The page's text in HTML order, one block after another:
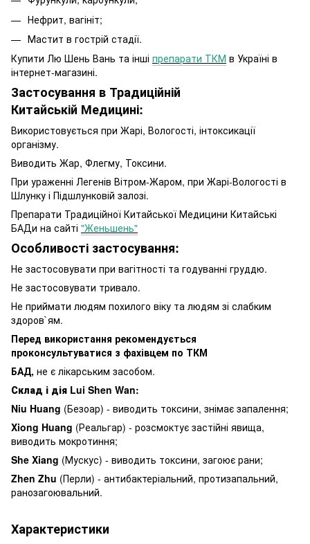
Нефрит, вагініт;
Мастит в гострій стадії.
Купити Лю Шень Вань та інші препарати ТКМ в Україні в
інтернет-магазині.
Застосування в Традиційній
Китайській Медицині:
Використовується при Жарі, Вологості, інтоксикації
організму.
Виводить Жар, Флегму, Токсини.
При ураженні Легенів Вітром-Жаром, при Жарі-Вологості в
Шлунку і Підшлунковій залозі.
Препарати Традиційної Китайської Медицини Китайські
БАДи на сайті "Женьшень"
Особливості застосування:
Не застосовувати при вагітності та годуванні груддю.
Не застосовувати тривало.
Не приймати людям похилого віку та людям зі слабким
здоров`ям.
Перед використання рекомендується
проконсультуватися з фахівцем по ТКМ
БАД, не є лікарським засобом.
Склад і дія Lui Shen Wan:
Niu Huang (Безоар) - виводить токсини, знімає запалення;
Xiong Huang (Реальгар) - розсмоктує застійні явища,
виводить мокротиння;
She Xiang (Мускус) - виводить токсини, загоює рани;
Zhen Zhu (Перли) - антибактеріальний, протизапальний,
ранозагоювальний.
Характеристики